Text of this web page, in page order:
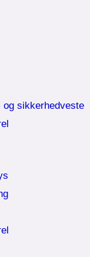
og sikkerhedveste